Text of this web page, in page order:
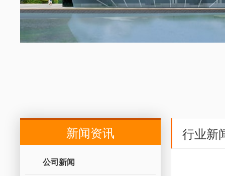
新闻资讯
公司新闻
行业新